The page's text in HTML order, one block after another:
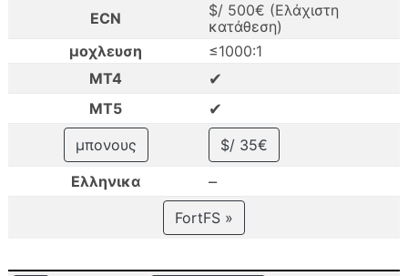
ECN
$/ 500€ (Ελάχιστη
κατάθεση)
μοχλευση
≤1000:1
MT4
✔
MT5 ✔
μπονους
$/ 35€
Ελληνικα
–
FortFS »